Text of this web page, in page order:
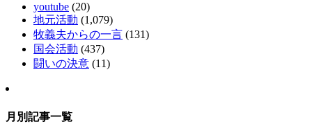
youtube (20)
地元活動 (1,079)
牧義夫からの一言 (131)
国会活動 (437)
闘いの決意 (11)
月別記事一覧